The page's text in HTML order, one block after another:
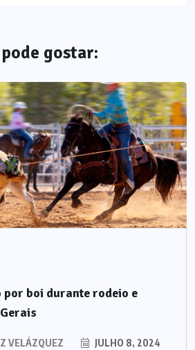
gostar:
por boi durante rodeio e
VELÁZQUEZ JULHO 8, 2024